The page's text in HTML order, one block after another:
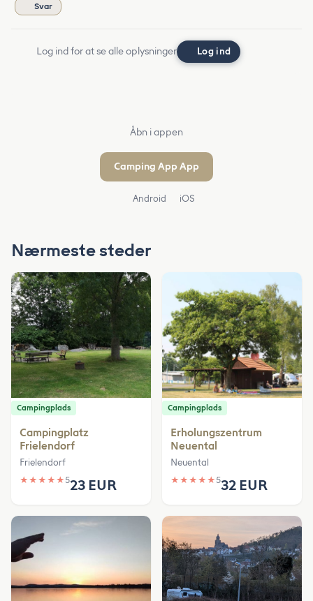
Svar
Log ind for at se alle oplysninger Log ind
Åbn i appen
Camping App App
Android iOS
Nærmeste steder
Campingplads
Campingplatz
Frielendorf
Frielendorf
★ ★ ★ ★ ★523 EUR
Campingplads
Erholungszentrum
Neuental
Neuental
★ ★ ★ ★ ★532 EUR